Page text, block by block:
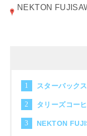
NEKTON
スターバック
タリーズコー
NEKTON